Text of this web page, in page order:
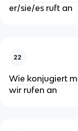
er/sie/es ruft an
22
Wie konjugiert
wir rufen an